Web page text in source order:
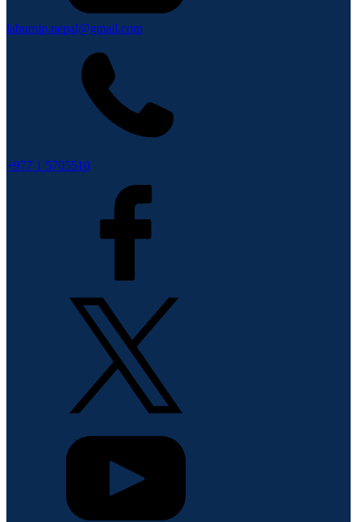
lahurnip.nepal@gmail.com
+977 1 5705510